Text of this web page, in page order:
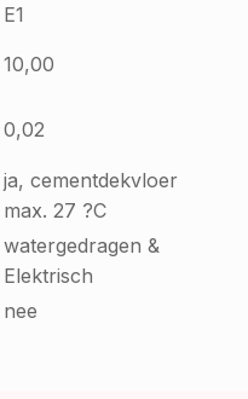
E1
10,00
0,02
ja, cementdekvloer
max. 27 ?C
watergedragen &
Elektrisch
nee